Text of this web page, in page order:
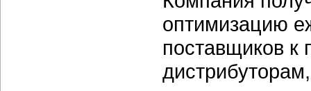
оптимизацию
поставщиков к